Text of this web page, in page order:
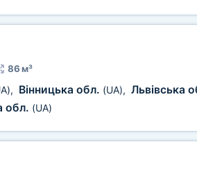
86 м³
, Вінницька обл. (UA), Львівська
обл. (UA)